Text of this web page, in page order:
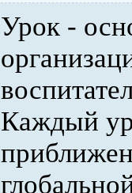
Урок -
Каждый